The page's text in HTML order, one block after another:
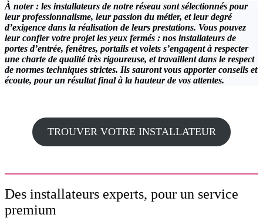
À noter : les installateurs de notre réseau sont sélectionnés pour
leur professionnalisme, leur passion du métier, et leur degré
d’exigence dans la réalisation de leurs prestations. Vous pouvez
leur confier votre projet les yeux fermés : nos installateurs de
portes d’entrée, fenêtres, portails et volets s’engagent à respecter
une charte de qualité très rigoureuse, et travaillent dans le respect
de normes techniques strictes. Ils sauront vous apporter conseils et
écoute, pour un résultat final à la hauteur de vos attentes.
TROUVER VOTRE INSTALLATEUR
Des installateurs experts, pour un service
premium